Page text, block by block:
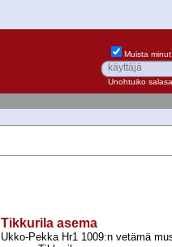
Muista minut!
Unohtuiko
Tikkurila asema
Ukko-​Pekka Hr1 1009:n vetämä